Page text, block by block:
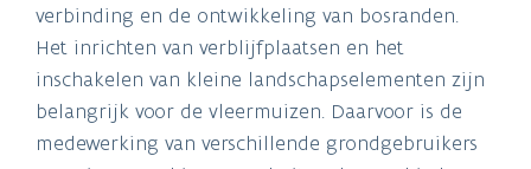
verbinding en de ontwikkeling van bosranden.
Het inrichten van verblijfplaatsen en het
inschakelen van kleine landschapselementen zijn
belangrijk voor de vleermuizen. Daarvoor is de
medewerking van verschillende grondgebruikers